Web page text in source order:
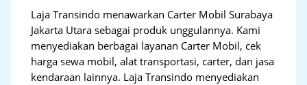
Laja Transindo menawarkan Carter Mobil Surabaya
Jakarta Utara sebagai produk unggulannya. Kami
menyediakan berbagai layanan Carter Mobil, cek
harga sewa mobil, alat transportasi, carter, dan jasa
kendaraan lainnya. Laja Transindo menyediakan